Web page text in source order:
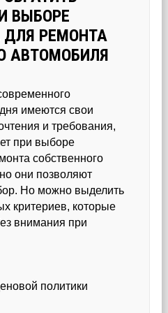
ВЫБОРЕ
ДЛЯ РЕМОНТА
АВТОМОБИЛЯ
имеются свои
и требования,
при выборе
собственного
они позволяют
Но можно выделить
критериев, которые
внимания при
политики